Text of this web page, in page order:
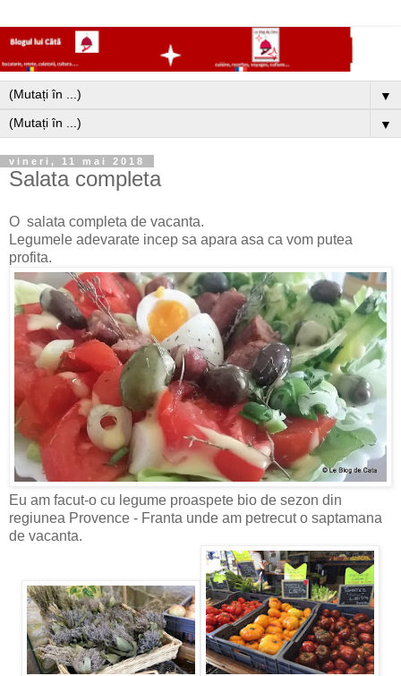
▼
▼
vineri, 11 mai 2018
Salata completa
O salata completa de vacanta.
Legumele adevarate incep sa apara asa ca vom putea
profita.
Eu am facut-o cu legume proaspete bio de sezon din
regiunea Provence - Franta unde am petrecut o saptamana
de vacanta.